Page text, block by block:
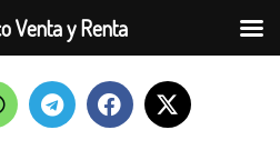
Venta y Renta